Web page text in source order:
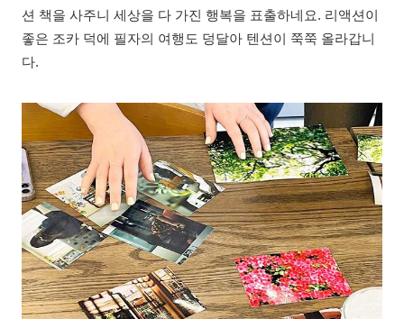
션 책을 사주니 세상을 다 가진 행복을 표출하네요. 리액션이
좋은 조카 덕에 필자의 여행도 덩달아 텐션이 쭉쭉 올라갑니
다.